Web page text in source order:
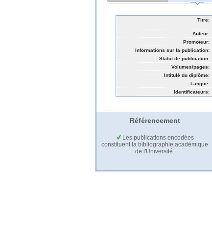
Titre:
Auteur:
Promoteur:
Informations sur la publication:
Statut de publication:
Volumes/pages:
Intitulé du diplôme:
Langue:
Identificateurs:
Référencement
Les publications encodées
constituent la bibliographie académique
de l'Université.